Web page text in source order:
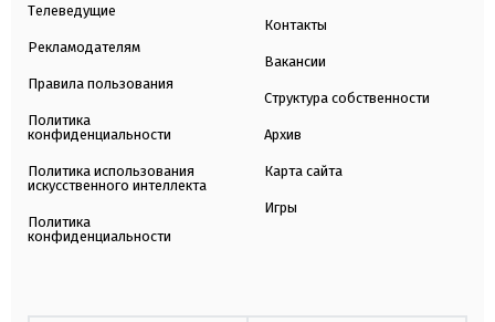
Телеведущие
Рекламодателям
Правила пользования
Политика
конфиденциальности
Политика использования
искусственного интеллекта
Политика
конфиденциальности
Контакты
Вакансии
Структура собственности
Архив
Карта сайта
Игры